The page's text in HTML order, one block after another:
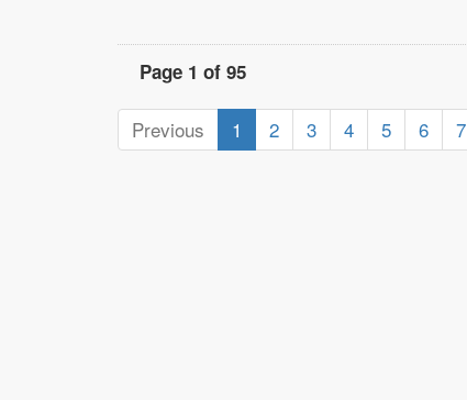
Page 1 of 95
Previous 1 2 3 4 5 6 7